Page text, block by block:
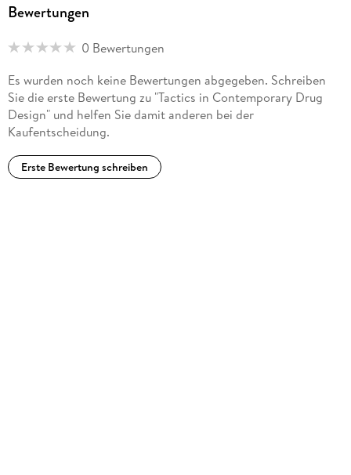
Bewertungen
0 Bewertungen
Es wurden noch keine Bewertungen abgegeben. Schreiben
Sie die erste Bewertung zu "Tactics in Contemporary Drug
Design" und helfen Sie damit anderen bei der
Kaufentscheidung.
Erste Bewertung schreiben